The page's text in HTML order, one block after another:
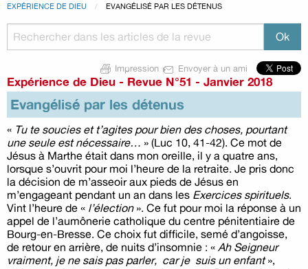
EXPÉRIENCE DE DIEU
EVANGÉLISÉ PAR LES DÉTENUS
Impression Envoyer à un ami
Expérience de Dieu - Revue N°51 - Janvier 2018
Evangélisé par les détenus
« Tu te soucies et t’agites pour bien des choses, pourtant
une seule est nécessaire… » (Luc 10, 41-42). Ce mot de
Jésus à Marthe était dans mon oreille, il y a quatre ans,
lorsque s’ouvrit pour moi l’heure de la retraite. Je pris donc
la décision de m’asseoir aux pieds de Jésus en
m’engageant pendant un an dans les Exercices spirituels.
Vint l’heure de « l’élection ». Ce fut pour moi la réponse à un
appel de l’aumônerie catholique du centre pénitentiaire de
Bourg-en-Bresse. Ce choix fut difficile, semé d’angoisse,
de retour en arrière, de nuits d’insomnie : « Ah Seigneur
vraiment, je ne sais pas parler, car je suis un enfant»,